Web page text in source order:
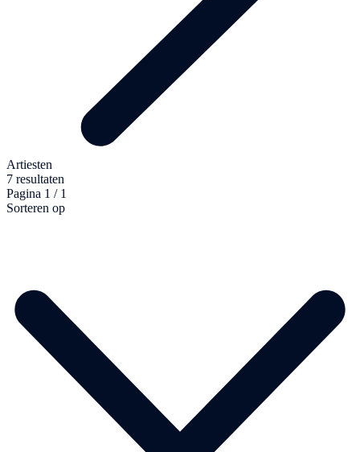
Artiesten
7 resultaten
Pagina 1 / 1
Sorteren op